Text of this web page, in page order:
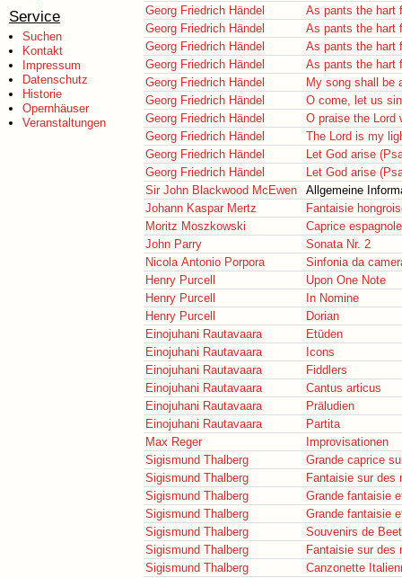
Service
Suchen
Kontakt
Impressum
Datenschutz
Historie
Opernhäuser
Veranstaltungen
Georg Friedrich Händel
As pants the hart
Georg Friedrich Händel
As pants the hart
Georg Friedrich Händel
As pants the hart
Georg Friedrich Händel
As pants the hart
Georg Friedrich Händel
My song shall be
Georg Friedrich Händel
O come, let us
Georg Friedrich Händel
O praise the Lord
Georg Friedrich Händel
The Lord is my
Georg Friedrich Händel
Let God arise
Georg Friedrich Händel
Let God arise
Sir John Blackwood McEwen
Allgemeine
Johann Kaspar Mertz
Fantaisie
Moritz Moszkowski
Caprice espagnole
John Parry
Sonata Nr. 2
Nicola Antonio Porpora
Sinfonia da
Henry Purcell
Upon One Note
Henry Purcell
In Nomine
Henry Purcell
Dorian
Einojuhani Rautavaara
Etüden
Einojuhani Rautavaara
Icons
Einojuhani Rautavaara
Fiddlers
Einojuhani Rautavaara
Cantus articus
Einojuhani Rautavaara
Präludien
Einojuhani Rautavaara
Partita
Max Reger
Improvisationen
Sigismund Thalberg
Grande caprice
Sigismund Thalberg
Fantaisie sur des
Sigismund Thalberg
Grande fantaisie
Sigismund Thalberg
Grande fantaisie
Sigismund Thalberg
Souvenirs de
Sigismund Thalberg
Fantaisie sur des
Sigismund Thalberg
Canzonette